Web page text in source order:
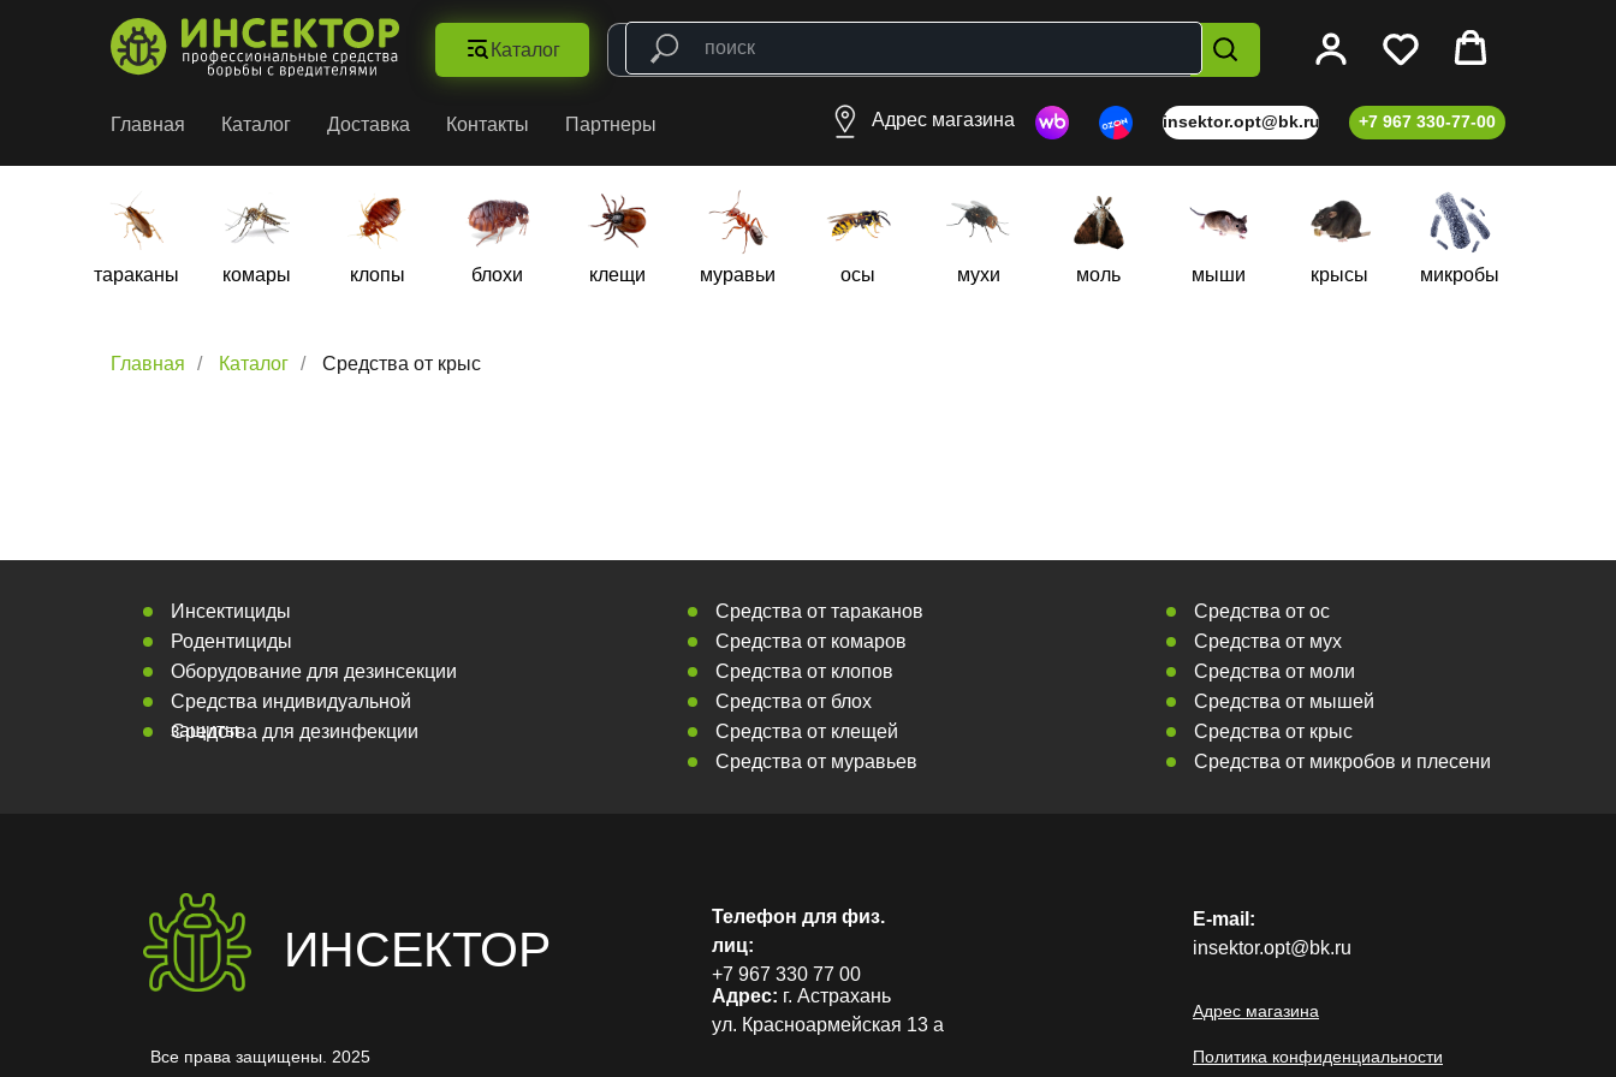
Каталог
Главная Каталог Доставка Контакты Партнеры +7 967 330-77-00
insektor.opt@bk.ru
Адрес магазина
микробы
крысы
мыши
моль
мухи
осы
муравьи
клещи
блохи
клопы
комары
тараканы
Главная / Каталог / Средства от крыс
ИНСЕКТОР
Все права защищены. 2025
Телефон для физ.
лиц:
+7 967 330 77 00
Средства от микробов и плесени
Средства от крыс
Средства от мышей
Средства от моли
Средства от мух
Средства от ос
Адрес: г. Астрахань
ул. Красноармейская 13 а
E-mail:
insektor.opt@bk.ru
Политика конфиденциальности
Адрес магазина
Средства от муравьев
Средства от клещей
Средства от блох
Средства от клопов
Средства от комаров
Средства от тараканов
Средства для дезинфекции
Средства индивидуальной
защиты
Оборудование для дезинсекции
Родентициды
Инсектициды